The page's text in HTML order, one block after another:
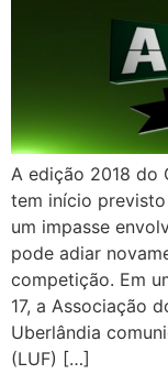
A edição 2018 do
tem início
um impasse
pode adiar
competição. Em
17, a Associação
Uberlândia
(LUF) […]